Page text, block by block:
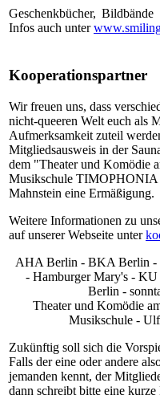
Geschenkbücher,
Infos auch unter
Kooperationspartner
Wir freuen uns, dass
nicht-queeren Welt euch als
Aufmerksamkeit zuteil
Mitgliedsausweis in der
dem "Theater und Komödie
Musikschule TIMOPHONIA
Mahnstein eine Ermäßigung.
Weitere Informationen zu
auf unserer Webseite unter
AHA Berlin - BKA Berlin -
- Hamburger Mary's -
Berlin -
Theater und Komödie
Musikschule -
Zukünftig soll sich die
Falls der eine oder andere
jemanden kennt, der
dann schreibt bitte eine kurze